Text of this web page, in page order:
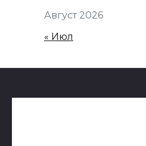
Август 2026
« Июл